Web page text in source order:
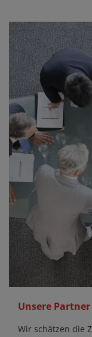
Unsere Partner
Wir schätzen die